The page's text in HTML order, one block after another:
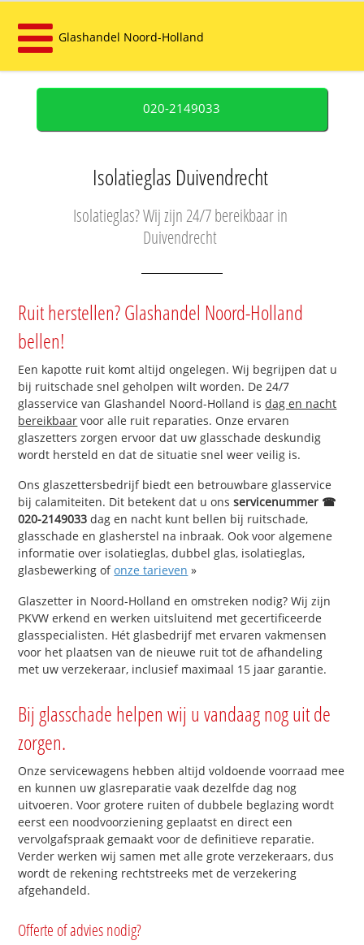
Glashandel Noord-Holland
020-2149033
Isolatieglas Duivendrecht
Isolatieglas? Wij zijn 24/7 bereikbaar in
Duivendrecht
Ruit herstellen? Glashandel Noord-Holland
bellen!
Een kapotte ruit komt altijd ongelegen. Wij begrijpen dat u
bij ruitschade snel geholpen wilt worden. De 24/7
glasservice van Glashandel Noord-Holland isdag en nacht
bereikbaar voor alle ruit reparaties. Onze ervaren
glaszetters zorgen ervoor dat uw glasschade deskundig
wordt hersteld en dat de situatie snel weer veilig is.
Ons glaszettersbedrijf biedt een betrouwbare glasservice
bij calamiteiten. Dit betekent dat u onsservicenummer ☎
020-2149033 dag en nacht kunt bellen bij ruitschade,
glasschade en glasherstel na inbraak. Ook voor algemene
informatie over isolatieglas, dubbel glas, isolatieglas,
glasbewerking ofonze tarieven »
Glaszetter in Noord-Holland en omstreken nodig? Wij zijn
PKVW erkend en werken uitsluitend met gecertificeerde
glasspecialisten. Hét glasbedrijf met ervaren vakmensen
voor het plaatsen van de nieuwe ruit tot de afhandeling
met uw verzekeraar, inclusief maximaal 15 jaar garantie.
Bij glasschade helpen wij u vandaag nog uit de
zorgen.
Onze servicewagens hebben altijd voldoende voorraad mee
en kunnen uw glasreparatie vaak dezelfde dag nog
uitvoeren. Voor grotere ruiten of dubbele beglazing wordt
eerst een noodvoorziening geplaatst en direct een
vervolgafspraak gemaakt voor de definitieve reparatie.
Verder werken wij samen met alle grote verzekeraars, dus
wordt de rekening rechtstreeks met de verzekering
afgehandeld.
Offerte of advies nodig?